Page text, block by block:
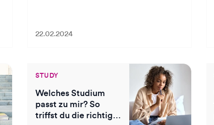
22.02.2024
STUDY
Welches Studium
passt zu mir? So
triffst du die richtige